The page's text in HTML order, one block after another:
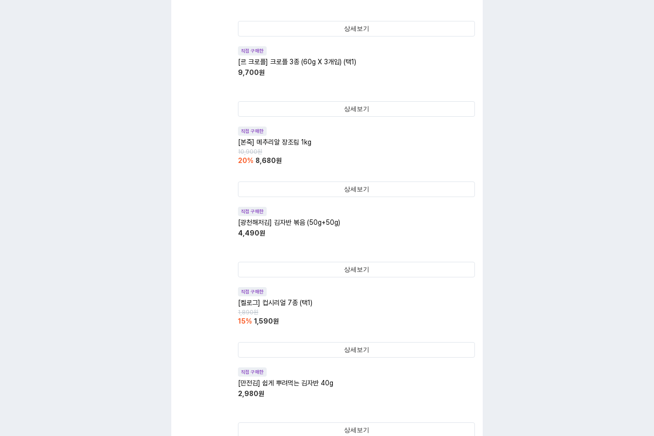
상세보기
직접 구매한
[르 크로플] 크로플 3종 (60g X 3개입) (택1)
9,700원
상세보기
직접 구매한
[본죽] 메추리알 장조림 1kg
10,900원
20% 8,680원
상세보기
직접 구매한
[광천해저김] 김자반 볶음 (50g+50g)
4,490원
상세보기
직접 구매한
[켈로그] 컵시리얼 7종 (택1)
1,890원
15% 1,590원
상세보기
직접 구매한
[만전김] 쉽게 뿌려먹는 김자반 40g
2,980원
상세보기